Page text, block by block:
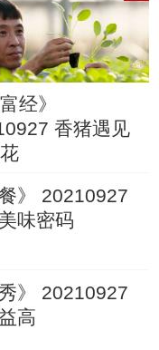
经》
香猪遇见
》 20210927
味密码
》 20210927
高